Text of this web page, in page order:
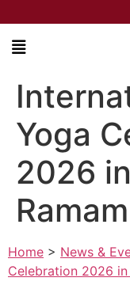
Yoga
2026
Home > News &
Celebration 2026 in